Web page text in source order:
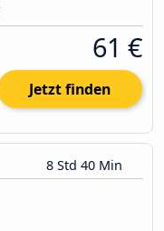
61 €
Jetzt finden
8 Std 40 Min